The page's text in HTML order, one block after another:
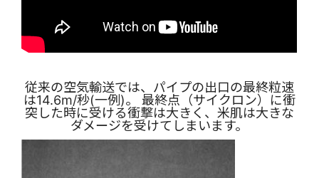
従来の空気輸送では、パイプの出口の最終粒速
は14.6m/秒(一例)。 最終点（サイクロン）に衝
突した時に受ける衝撃は大きく、米肌は大きな
ダメージを受けてしまいます。